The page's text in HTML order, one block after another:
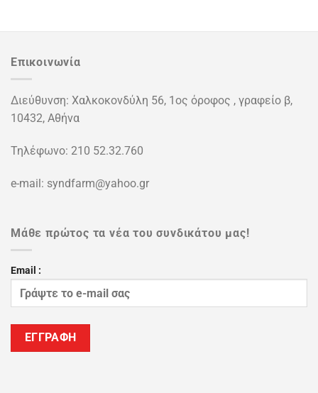
Επικοινωνία
Διεύθυνση: Χαλκοκονδύλη 56, 1ος όροφος , γραφείο β,
10432, Αθήνα
Τηλέφωνο: 210 52.32.760
e-mail: syndfarm@yahoo.gr
Μάθε πρώτος τα νέα του συνδικάτου μας!
Email :